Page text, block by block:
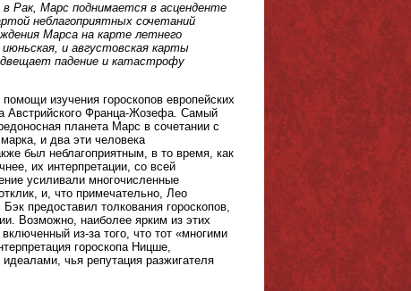
Рак, Марс поднимается в асценденте
неблагоприятных сочетаний
Марса на карте летнего
и августовская карты
падение и катастрофу
изучения гороскопов европейских
Австрийского Франца-Жозефа. Самый
планета Марс в сочетании с
и два эти человека
был неблагоприятным, в то время, как
их интерпретации, со всей
усиливали многочисленные
и, что примечательно, Лео
предоставил толкования гороскопов,
Возможно, наиболее ярким из этих
из-за того, что тот «многими
гороскопа Ницше,
чья репутация разжигателя